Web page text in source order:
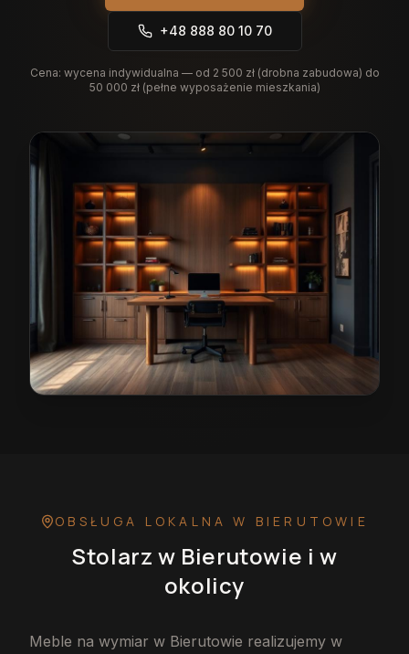
+48 888 80 10 70
Cena: wycena indywidualna — od 2 500 zł (drobna zabudowa) do
50 000 zł (pełne wyposażenie mieszkania)
OBSŁUGA LOKALNAW BIERUTOWIE
Stolarz w Bierutowie i w
okolicy
Meble na wymiar w Bierutowie realizujemy w